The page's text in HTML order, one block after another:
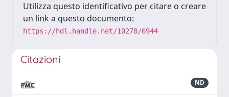
Utilizza questo identificativo per citare o creare
un link a questo documento:
https://hdl.handle.net/10278/6944
Citazioni
ND